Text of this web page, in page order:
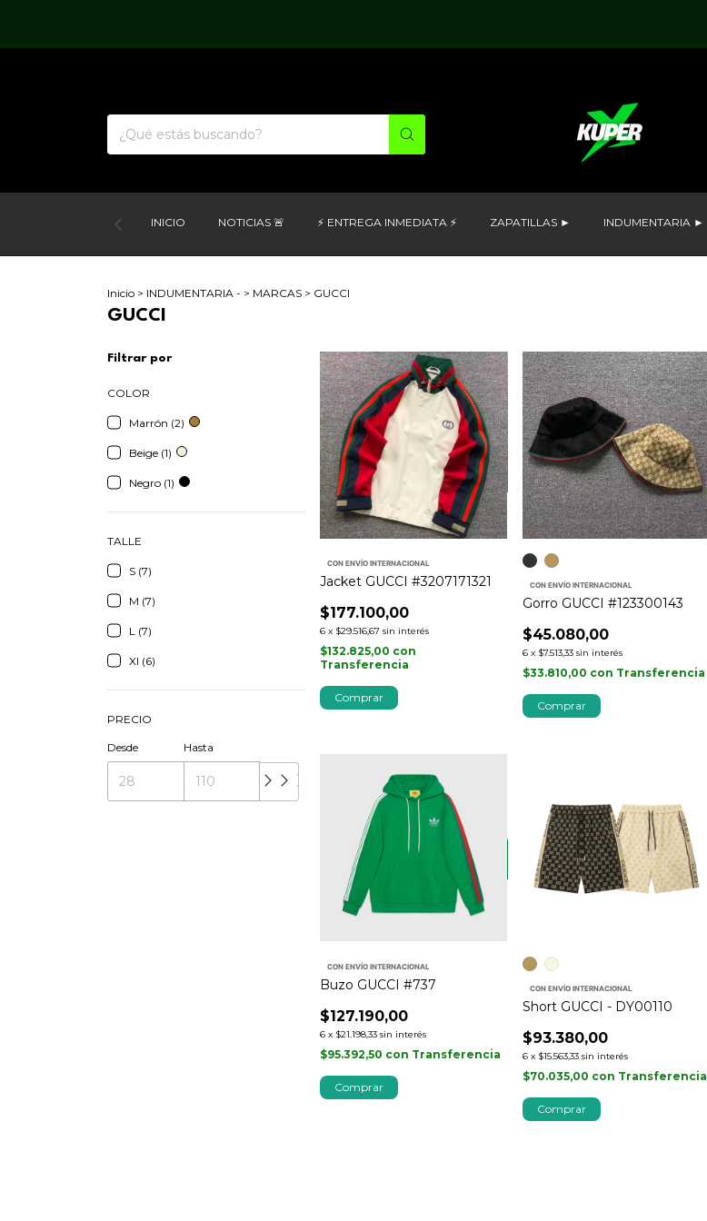
INICIO NOTICIAS 🚨 ⚡ ENTREGA INMEDIATA ⚡ ZAPATILLAS ► INDUMENTARIA ►
Inicio > INDUMENTARIA - > MARCAS > GUCCI
GUCCI
Filtrar por
COLOR
Marrón (2)
Beige (1)
Negro (1)
TALLE
S (7)
M (7)
L (7)
Xl (6)
PRECIO
Desde Hasta
CON ENVÍO INTERNACIONAL
Jacket GUCCI #3207171321
$177.100,00
6 x $29.516,67 sin interés
$132.825,00 con
Transferencia
Comprar
CON ENVÍO INTERNACIONAL
Gorro GUCCI #123300143
$45.080,00
6 x $7.513,33 sin interés
$33.810,00 con Transferencia
Comprar
CON ENVÍO INTERNACIONAL
Buzo GUCCI #737
$127.190,00
6 x $21.198,33 sin interés
$95.392,50 con Transferencia
Comprar
CON ENVÍO INTERNACIONAL
Short GUCCI - DY00110
$93.380,00
6 x $15.563,33 sin interés
$70.035,00 con Transferencia
Comprar